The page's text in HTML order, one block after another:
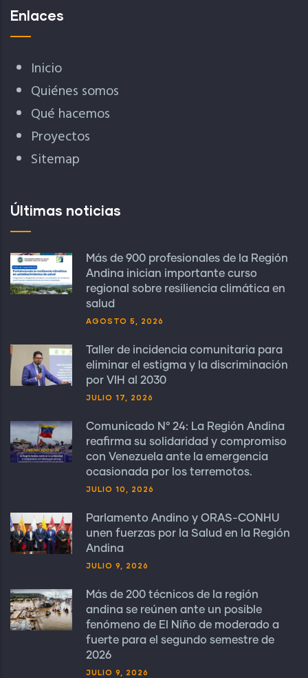
Enlaces
Inicio
Quiénes somos
Qué hacemos
Proyectos
Sitemap
Últimas noticias
Más de 900 profesionales de la Región
Andina inician importante curso
regional sobre resiliencia climática en
salud
AGOSTO 5, 2026
Taller de incidencia comunitaria para
eliminar el estigma y la discriminación
por VIH al 2030
JULIO 17, 2026
Comunicado N° 24: La Región Andina
reafirma su solidaridad y compromiso
con Venezuela ante la emergencia
ocasionada por los terremotos.
JULIO 10, 2026
Parlamento Andino y ORAS-CONHU
unen fuerzas por la Salud en la Región
Andina
JULIO 9, 2026
Más de 200 técnicos de la región
andina se reúnen ante un posible
fenómeno de El Niño de moderado a
fuerte para el segundo semestre de
2026
JULIO 9, 2026